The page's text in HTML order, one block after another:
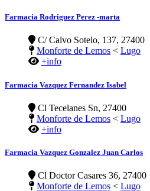
Farmacia Rodriguez Perez -marta
C/ Calvo Sotelo, 137, 27400
Monforte de Lemos < Lugo
+info
Farmacia Vazquez Fernandez Isabel
Cl Tecelanes Sn, 27400
Monforte de Lemos < Lugo
+info
Farmacia Vazquez Gonzalez Juan Carlos
Cl Doctor Casares 36, 27400
Monforte de Lemos < Lugo